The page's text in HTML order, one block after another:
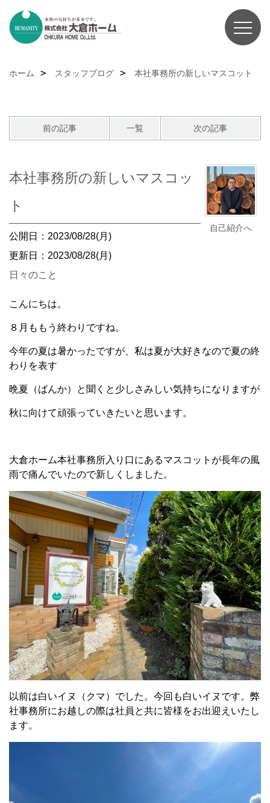
ホーム スタッフブログ 本社事務所の新しいマスコット
前の記事 一覧 次の記事
自己紹介へ
本社事務所の新しいマスコッ
ト
公開日：2023/08/28(月)
更新日：2023/08/28(月)
日々のこと
こんにちは。
８月ももう終わりですね。
今年の夏は暑かったですが、私は夏が大好きなので夏の終
わりを表す
晩夏（ばんか）と聞くと少しさみしい気持ちになりますが
秋に向けて頑張っていきたいと思います。
大倉ホーム本社事務所入り口にあるマスコットが長年の風
雨で痛んでいたので新しくしました。
以前は白いイヌ（クマ）でした。今回も白いイヌです。弊
社事務所にお越しの際は社員と共に皆様をお出迎えいたし
ます。